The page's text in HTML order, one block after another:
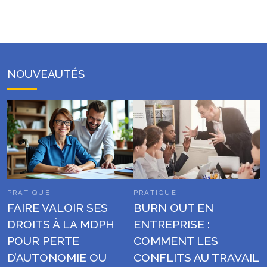
NOUVEAUTÉS
PRATIQUE
FAIRE VALOIR SES
DROITS À LA MDPH
POUR PERTE
D’AUTONOMIE OU
PRATIQUE
BURN OUT EN
ENTREPRISE :
COMMENT LES
CONFLITS AU TRAVAIL